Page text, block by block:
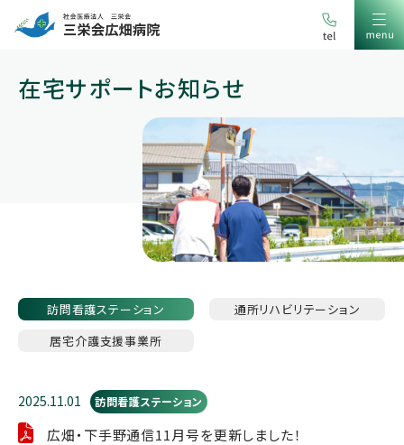
在宅サポートお知らせ
訪問看護ステーション 通所リハビリテーション
居宅介護支援事業所
2025.11.01 訪問看護ステーション
広畑・下手野通信11月号を更新しました！